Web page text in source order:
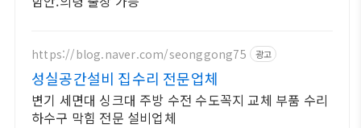
https://blog.naver.com/seonggong75 광고
성실공간설비 집수리 전문업체
변기 세면대 싱크대 주방 수전 수도꼭지 교체 부품 수리
하수구 막힘 전문 설비업체